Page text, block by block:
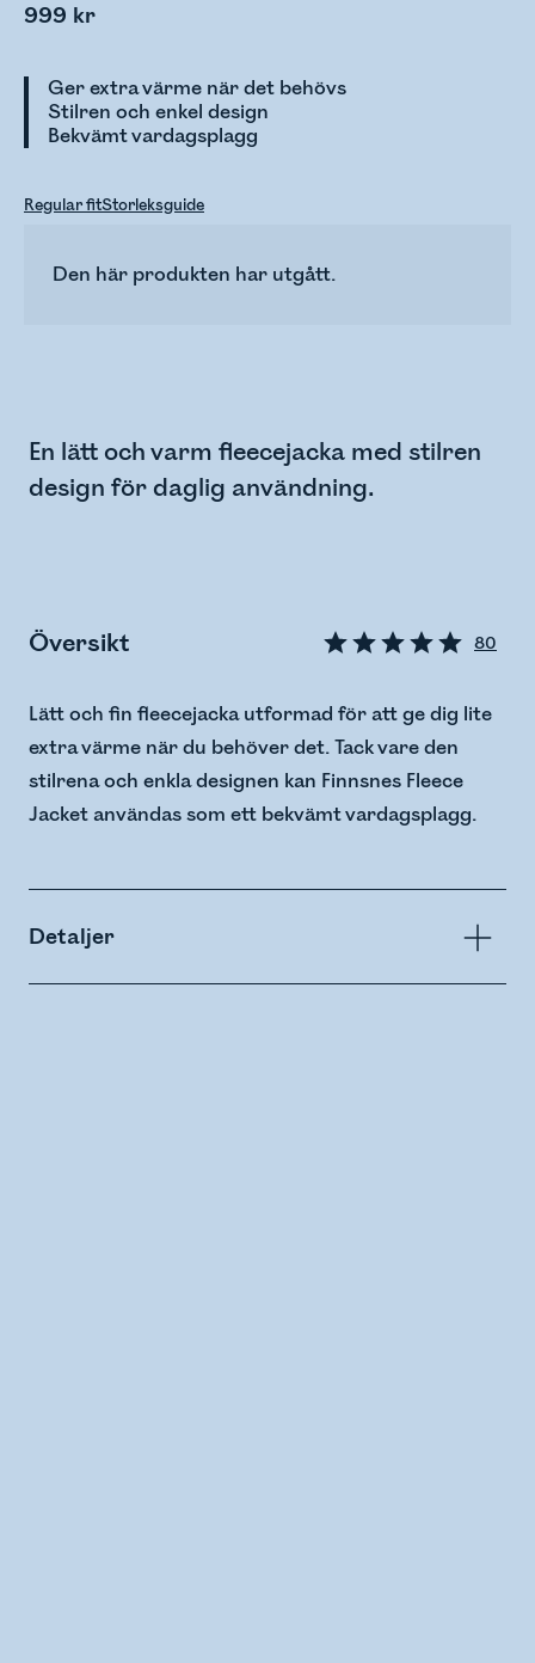
999 kr
Ger extra värme när det behövs
Stilren och enkel design
Bekvämt vardagsplagg
Regular fitStorleksguide
Den här produkten har utgått.
En lätt och varm fleecejacka med stilren
design för daglig användning.
Översikt 80
Lätt och fin fleecejacka utformad för att ge dig lite
extra värme när du behöver det. Tack vare den
stilrena och enkla designen kan Finnsnes Fleece
Jacket användas som ett bekvämt vardagsplagg.
Detaljer